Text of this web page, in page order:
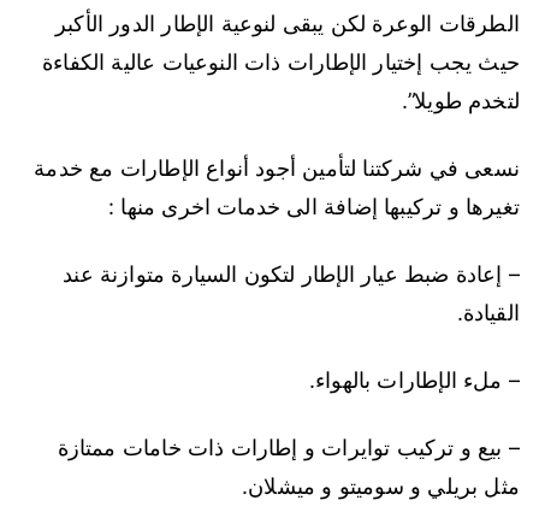
الطرقات الوعرة لكن يبقى لنوعية الإطار الدور الأكبر
حيث يجب إختيار الإطارات ذات النوعيات عالية الكفاءة
لتخدم طويلا”.
نسعى في شركتنا لتأمين أجود أنواع الإطارات مع خدمة
تغيرها و تركيبها إضافة الى خدمات اخرى منها :
– إعادة ضبط عيار الإطار لتكون السيارة متوازنة عند
القيادة.
– ملء الإطارات بالهواء.
– بيع و تركيب توايرات و إطارات ذات خامات ممتازة
مثل بريلي و سوميتو و ميشلان.